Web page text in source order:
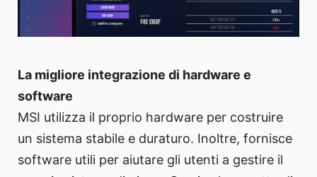
La migliore integrazione di hardware e
software
MSI utilizza il proprio hardware per costruire
un sistema stabile e duraturo. Inoltre, fornisce
software utili per aiutare gli utenti a gestire il